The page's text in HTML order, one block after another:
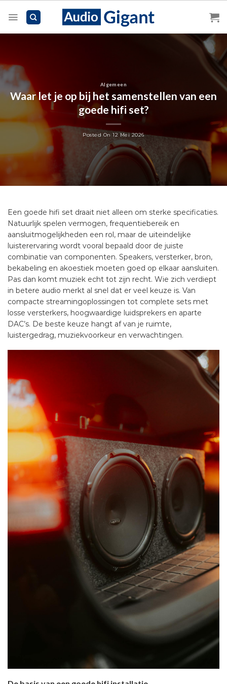
Algemeen
Waar let je op bij het samenstellen van een
goede hifi set?
Posted On12 Mei 2026
Een goede hifi set draait niet alleen om sterke specificaties.
Natuurlijk spelen vermogen, frequentiebereik en
aansluitmogelijkheden een rol, maar de uiteindelijke
luisterervaring wordt vooral bepaald door de juiste
combinatie van componenten. Speakers, versterker, bron,
bekabeling en akoestiek moeten goed op elkaar aansluiten.
Pas dan komt muziek echt tot zijn recht. Wie zich verdiept
in betere audio merkt al snel dat er veel keuze is. Van
compacte streamingoplossingen tot complete sets met
losse versterkers, hoogwaardige luidsprekers en aparte
DAC’s. De beste keuze hangt af van je ruimte,
luistergedrag, muziekvoorkeur en verwachtingen.